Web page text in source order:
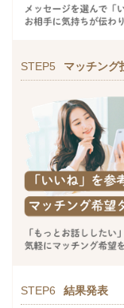
STEP5 マッチング
STEP6 結果発表